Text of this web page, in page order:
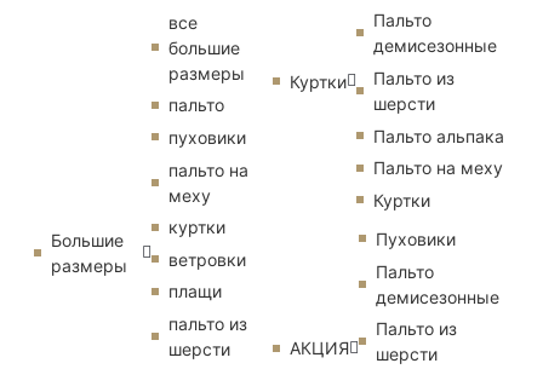
Большие
размеры
все
большие
размеры
пальто
пуховики
пальто на
меху
куртки
ветровки
плащи
пальто из
шерсти
Куртки
Пальто
демисезонные
Пальто из
шерсти
Пальто альпака
Пальто на меху
Куртки
АКЦИЯ
Пуховики
Пальто
демисезонные
Пальто из
шерсти